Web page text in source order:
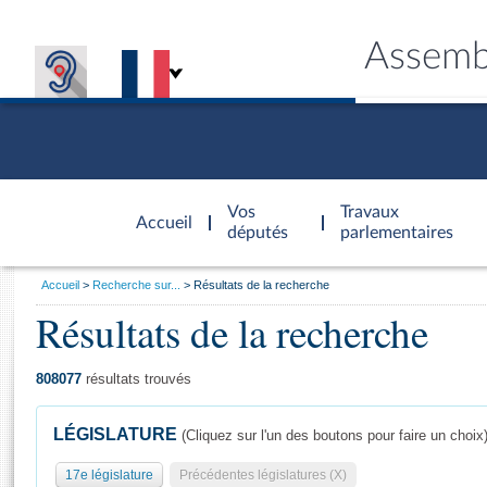
Accueil
d'accueil
Vos
députés
Travaux
parlementaires
Général
Vous
Accueil Recherche sur... Résultats de la recherche
Résultats de la recherche
808077 résultats trouvés
LÉGISLATURE (Cliquez sur l'un des boutons pour faire un choix)
17e législature Précédentes législatures (X)